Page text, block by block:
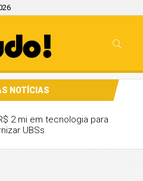
NOTÍCIAS
2 mi em tecnologia para
UBSs